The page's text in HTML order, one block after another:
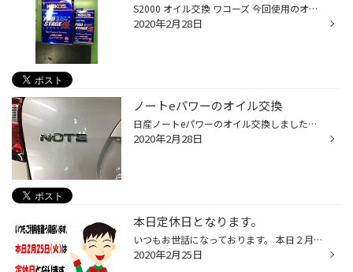
S2000 オイル交換 ワコーズ 今回使用のオイルはワコーズのプロステージS 10w40です！
2020年2月28日
ノートeパワーのオイル交換
日産ノートeパワーのオイル交換しました。 この車のエンジンはハイブリッド電池の発電をするためのエンジンと聞いています。 なので、エンジンオイル交換というよりは、発電機のオイル交換になるんですかね？ 交換の仕方は、普通の車と一緒なので少し不思議な感じがします。
2020年2月28日
本日定休日となります。
いつもお世話になっております。 本日２月２５日(火）は定休日となります。 ご迷惑をお掛けいたします。
2020年2月25日